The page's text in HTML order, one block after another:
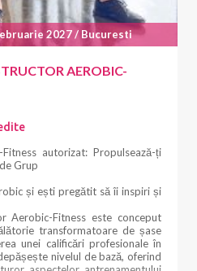
parte de:
în weekend
între module
de predare
reale.
principiile fundamentale ale
Joseph Pilates, adaptate la
2027 / Bucuresti
AEROBIC-
autorizat: Propulsează-ți
Grup
și ești pregătit să îi inspiri și
Aerobic-Fitness este conceput
transformatoare de șase
unei calificări profesionale în
nivelul de bază, oferind